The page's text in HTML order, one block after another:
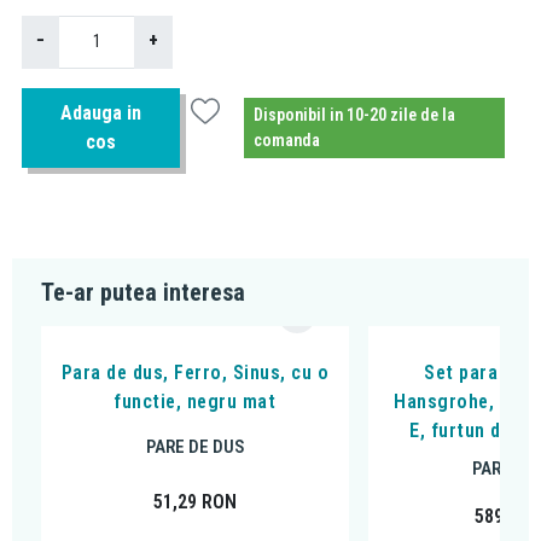
− +
Adauga in
cos
Disponibil in 10-20 zile de la
comanda
Te-ar putea interesa
Para de dus, Ferro, Sinus, cu o
functie, negru mat
PARE DE DUS
51,29 RON
Set para si
Hansgrohe,
E, furtun de
PARE DE
589,86